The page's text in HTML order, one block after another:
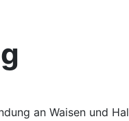
an Waisen und